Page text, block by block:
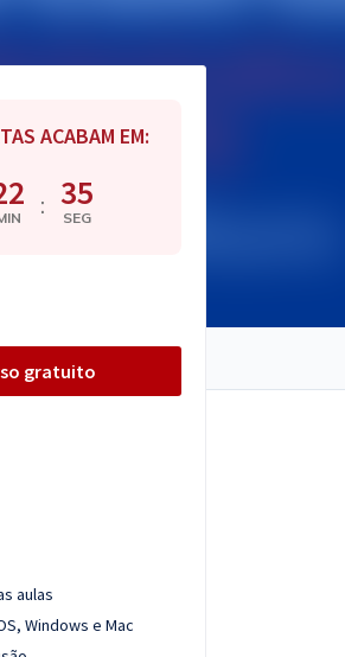
ACABAM EM:
: 34
SEG
gratuito
aulas
Windows e Mac